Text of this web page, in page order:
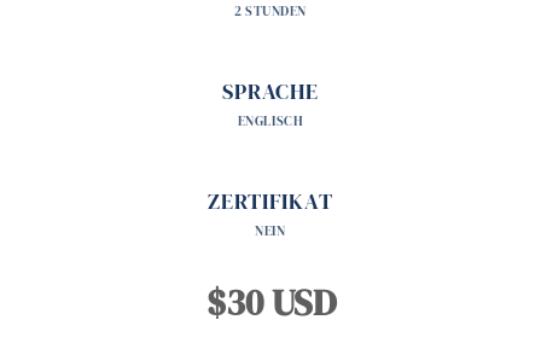
2 STUNDEN
SPRACHE
ENGLISCH
ZERTIFIKAT
NEIN
$30 USD